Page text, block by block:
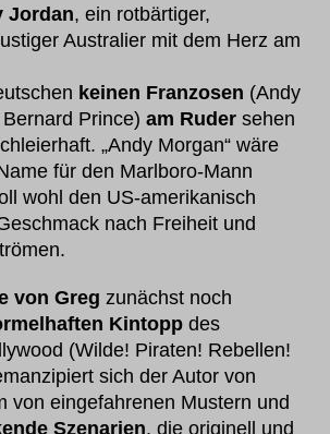
Jordan, ein rotbärtiger,
Australier mit dem Herz am
keinen Franzosen (Andy
Bernard Prince)am Ruder sehen
„Andy Morgan“ wäre
für den Marlboro-Mann
wohl den US-amerikanisch
nach Freiheit und
von Greg zunächst noch
Kintopp des
(Wilde! Piraten! Rebellen!
sich der Autor von
von eingefahrenen Mustern und
Szenarien, die originell und